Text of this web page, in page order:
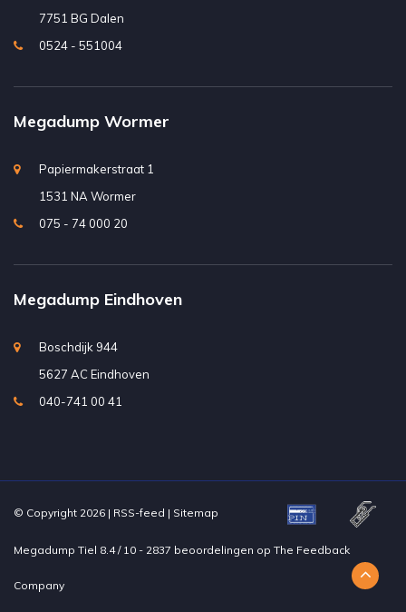
7751 BG Dalen
0524 - 551004
Megadump Wormer
Papiermakerstraat 1
1531 NA Wormer
075 - 74 000 20
Megadump Eindhoven
Boschdijk 944
5627 AC Eindhoven
040-741 00 41
© Copyright 2026 | RSS-feed | Sitemap
Megadump Tiel 8.4/ 10 - 2837 beoordelingen op The Feedback
Company